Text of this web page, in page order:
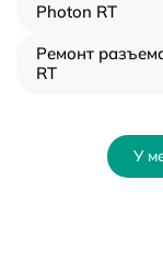
Photon RT
Ремонт
RT
У